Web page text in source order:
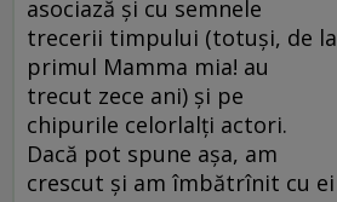
asociază și cu semnele
trecerii timpului (totuși, de la
primul Mamma mia! au
trecut zece ani) și pe
chipurile celorlalți actori.
Dacă pot spune așa, am
crescut și am îmbătrînit cu ei